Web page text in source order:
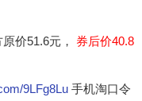
价51.6元， 券后价40.8
9LFg8Lu 手机淘口令